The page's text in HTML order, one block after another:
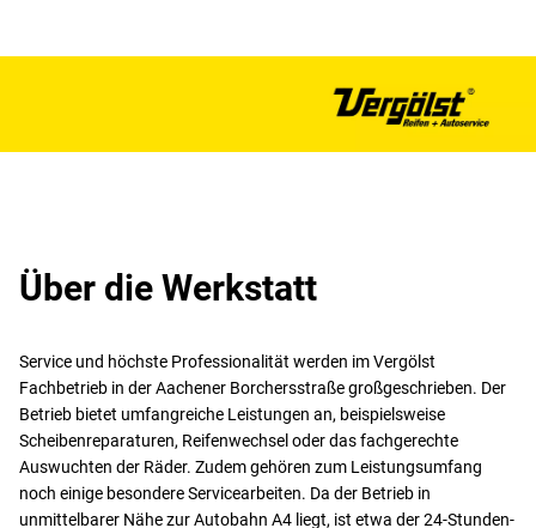
Über die Werkstatt
Service und höchste Professionalität werden im Vergölst
Fachbetrieb in der Aachener Borchersstraße großgeschrieben. Der
Betrieb bietet umfangreiche Leistungen an, beispielsweise
Scheibenreparaturen, Reifenwechsel oder das fachgerechte
Auswuchten der Räder. Zudem gehören zum Leistungsumfang
noch einige besondere Servicearbeiten. Da der Betrieb in
unmittelbarer Nähe zur Autobahn A4 liegt, ist etwa der 24-Stunden-